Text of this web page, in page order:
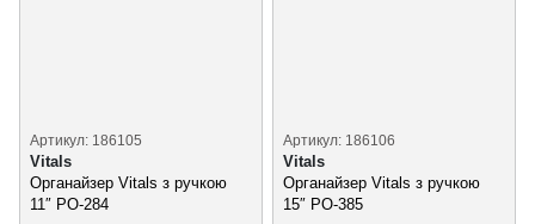
Артикул: 186105
Vitals
Органайзер Vitals з ручкою
11″ PO-284
Артикул: 186106
Vitals
Органайзер Vitals з ручкою
15″ PO-385